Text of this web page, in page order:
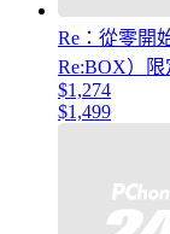
Re：從零開
Re:BOX）限
$1,274
$1,499